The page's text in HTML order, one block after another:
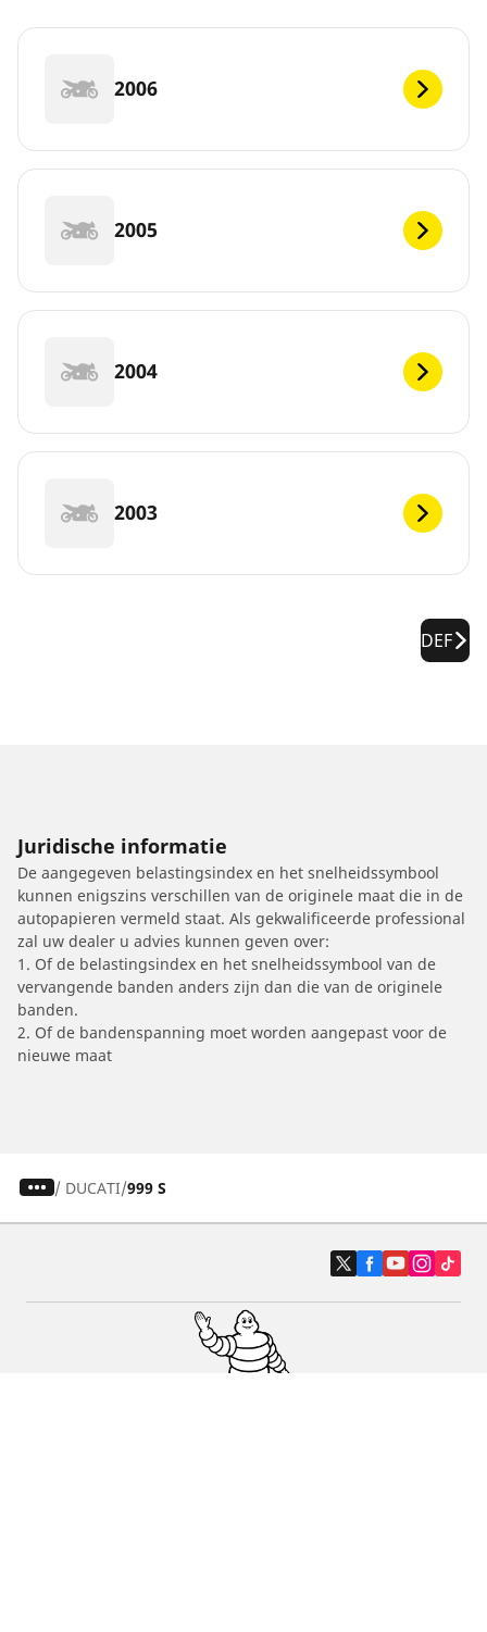
2006
2005
2004
2003
DEF
Juridische informatie
De aangegeven belastingsindex en het snelheidssymbool
kunnen enigszins verschillen van de originele maat die in de
autopapieren vermeld staat. Als gekwalificeerde professional
zal uw dealer u advies kunnen geven over:
1. Of de belastingsindex en het snelheidssymbool van de
vervangende banden anders zijn dan die van de originele
banden.
2. Of de bandenspanning moet worden aangepast voor de
nieuwe maat
/ DUCATI 999 S